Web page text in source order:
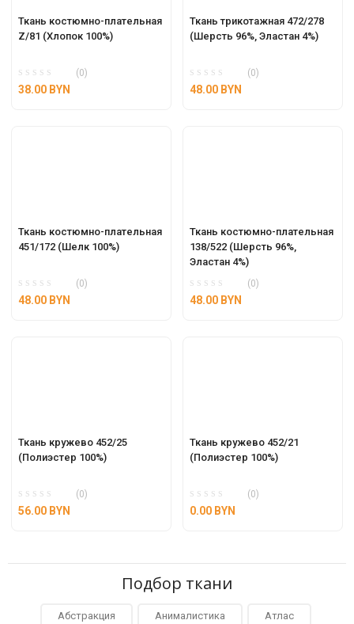
Ткань костюмно-плательная
Z/81 (Хлопок 100%)
(0)
38.00 BYN
Ткань трикотажная 472/278
(Шерсть 96%, Эластан 4%)
(0)
48.00 BYN
Ткань костюмно-плательная
451/172 (Шелк 100%)
(0)
48.00 BYN
Ткань костюмно-плательная
138/522 (Шерсть 96%,
Эластан 4%)
(0)
48.00 BYN
Ткань кружево 452/25
(Полиэстер 100%)
(0)
56.00 BYN
Ткань кружево 452/21
(Полиэстер 100%)
(0)
0.00 BYN
Подбор ткани
Абстракция Анималистика Атлас